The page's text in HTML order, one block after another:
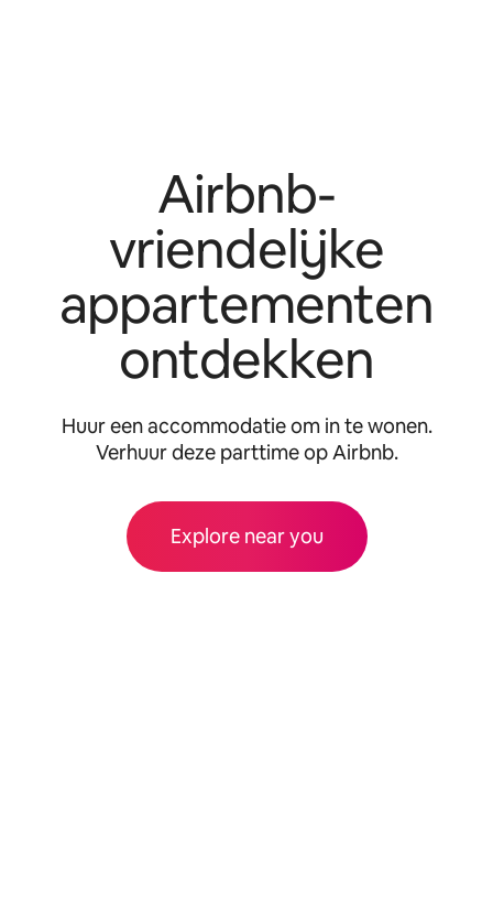
Airbnb-
vriendelijke
appartementen
ontdekken
Huur een accommodatie om in te wonen.
Verhuur deze parttime op Airbnb.
Explore near you